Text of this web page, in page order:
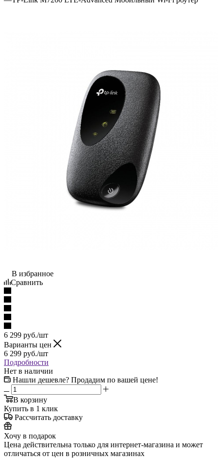
В избранное
Сравнить
6 299 руб./шт
Варианты цен
6 299 руб./шт
Подробности
Нет в наличии
Нашли дешевле? Продадим по вашей цене!
В корзину
Купить в 1 клик
Рассчитать доставку
Хочу в подарок
Цена действительна только для интернет-магазина и может
отличаться от цен в розничных магазинах